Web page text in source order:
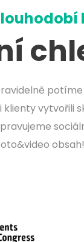
vytvořili
obsah!